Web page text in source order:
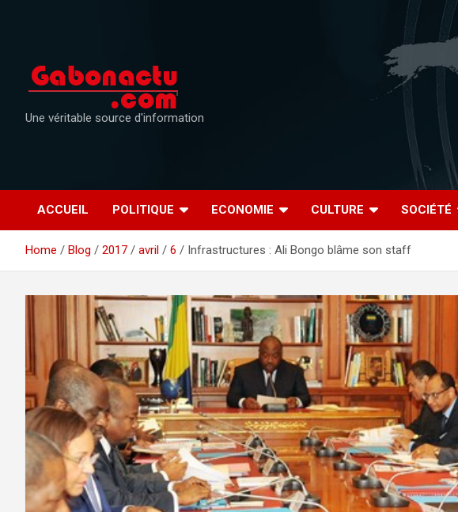
Une véritable source d'information
ACCUEIL POLITIQUE ECONOMIE CULTURE SOCIÉTÉ
Home Blog 2017 avril 6 Infrastructures : Ali Bongo blâme son staff